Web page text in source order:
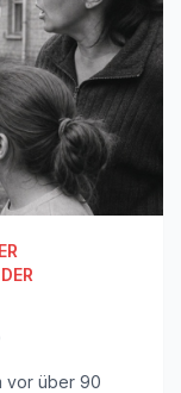
vor über 90